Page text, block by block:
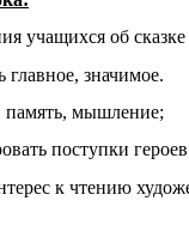
учащихся об
главное, значимое.
память, мышление;
поступки
к чтению